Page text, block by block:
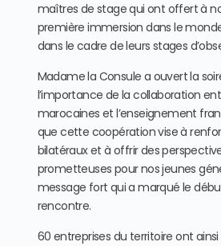
maîtres de stage qui ont offert à
première immersion dans le
dans le cadre de leurs stages
Madame la Consule a ouvert la
l’importance de la collaboration
marocaines et l’enseignement
que cette coopération vise à
bilatéraux et à offrir des
prometteuses pour nos jeunes
message fort qui a marqué le
rencontre.
60 entreprises du territoire ont